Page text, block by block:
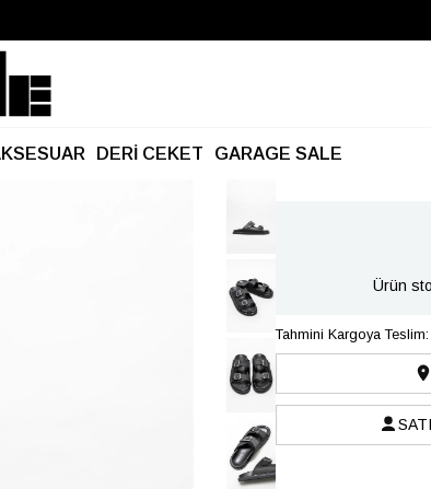
DERİ CEKET GARAGE SALE
Ürün
Tahmini Kargoya